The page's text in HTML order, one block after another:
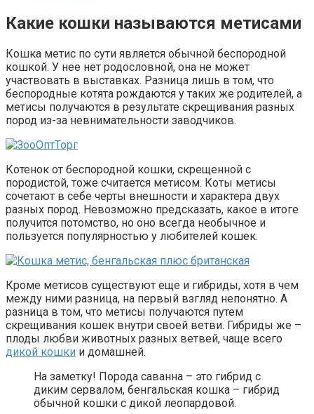
Какие кошки называются метисами
Кошка метис по сути является обычной беспородной
кошкой. У нее нет родословной, она не может
участвовать в выставках. Разница лишь в том, что
беспородные котята рождаются у таких же родителей, а
метисы получаются в результате скрещивания разных
пород из-за невнимательности заводчиков.
Котенок от беспородной кошки, скрещенной с
породистой, тоже считается метисом. Коты метисы
сочетают в себе черты внешности и характера двух
разных пород. Невозможно предсказать, какое в итоге
получится потомство, но оно всегда необычное и
пользуется популярностью у любителей кошек.
Кроме метисов существуют еще и гибриды, хотя в чем
между ними разница, на первый взгляд непонятно. А
разница в том, что метисы получаются путем
скрещивания кошек внутри своей ветви. Гибриды же –
плоды любви животных разных ветвей, чаще всего
дикой кошки и домашней.
На заметку! Порода саванна – это гибрид с
диким сервалом, бенгальская кошка – гибрид
обычной кошки с дикой леопардовой.